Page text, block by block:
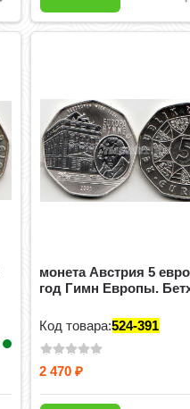
монета Австрия 5
год Гимн Европы.
Код товара:524-391
2 470₽